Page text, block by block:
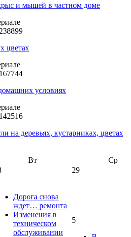
и мышей в частном доме
цветах
условиях
на деревьях, кустарниках, цветах
Вт
Ср
29
Дорога снова
ждет… ремонта
Изменения в
техническом
обслуживании
5